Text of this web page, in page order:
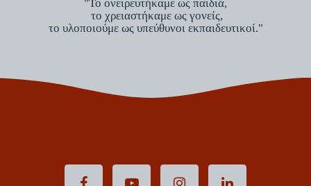
"Το ονειρευτήκαμε ως παιδιά,
το χρειαστήκαμε ως γονείς,
το υλοποιούμε ως υπεύθυνοι εκπαιδευτικοί."